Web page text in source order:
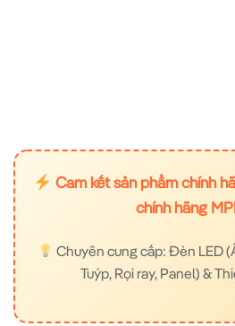
Cam kết sản phẩm chính
chính hãng
Chuyên cung cấp: Đèn LED
Tuýp, Rọi ray, Panel) &